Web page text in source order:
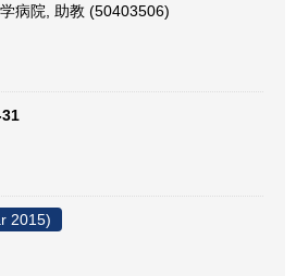
病院, 助教 (50403506)
2015)